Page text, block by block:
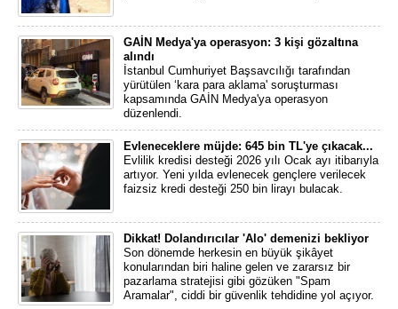
GAİN Medya'ya operasyon: 3 kişi gözaltına
alındı
İstanbul Cumhuriyet Başsavcılığı tarafından
yürütülen ‘kara para aklama' soruşturması
kapsamında GAİN Medya'ya operasyon
düzenlendi.
Evleneceklere müjde: 645 bin TL'ye çıkacak...
Evlilik kredisi desteği 2026 yılı Ocak ayı itibarıyla
artıyor. Yeni yılda evlenecek gençlere verilecek
faizsiz kredi desteği 250 bin lirayı bulacak.
Dikkat! Dolandırıcılar 'Alo' demenizi bekliyor
Son dönemde herkesin en büyük şikâyet
konularından biri haline gelen ve zararsız bir
pazarlama stratejisi gibi gözüken "Spam
Aramalar", ciddi bir güvenlik tehdidine yol açıyor.